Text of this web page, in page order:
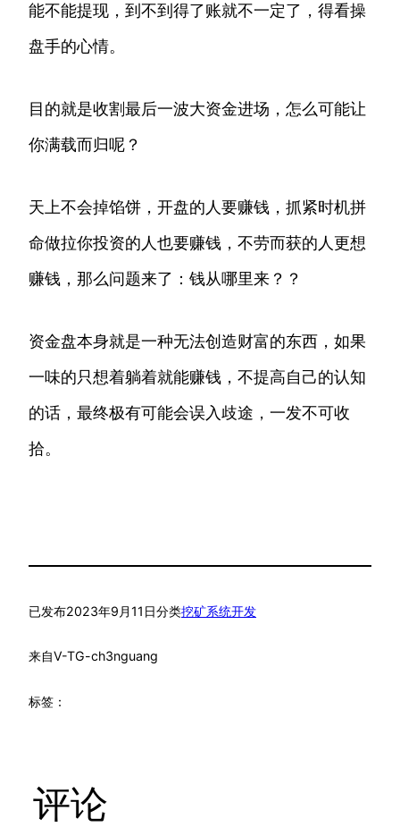
能不能提现，到不到得了账就不一定了，得看操
盘手的心情。
目的就是收割最后一波大资金进场，怎么可能让
你满载而归呢？
天上不会掉馅饼，开盘的人要赚钱，抓紧时机拼
命做拉你投资的人也要赚钱，不劳而获的人更想
赚钱，那么问题来了：钱从哪里来？？
资金盘本身就是一种无法创造财富的东西，如果
一味的只想着躺着就能赚钱，不提高自己的认知
的话，最终极有可能会误入歧途，一发不可收
拾。
已发布2023年9月11日分类挖矿系统开发
来自V-TG-ch3nguang
标签：
评论